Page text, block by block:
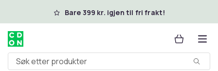
Hopp til hovedinnholdBare 399 kr. igjen til fri frakt!
Søk etter produkter